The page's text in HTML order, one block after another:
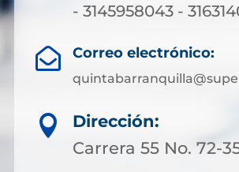
- 3145958043 -
 Correo electrónico:

Dirección:
Carrera 55 No. 72-